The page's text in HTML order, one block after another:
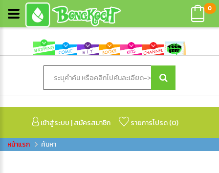
เข้าสู่ระบบ |สมัครสมาชิก รายการโปรด (0)
0
ค้นหา